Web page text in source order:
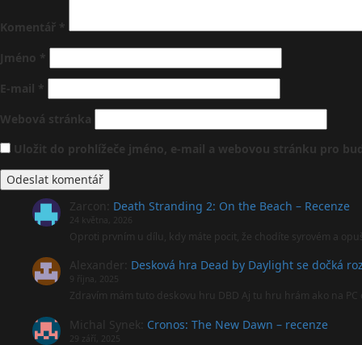
Komentář *
Jméno *
E-mail *
Webová stránka
Uložit do prohlížeče jméno, e-mail a webovou stránku pro
Zarcon Death Stranding 2: On the Beach – Recenze
24 května, 2026
Oproti prvním u dílu, kdy máte pocit, že chodíte syrovém a
Alexander Desková hra Dead by Daylight se dočká
9 října, 2025
Zdravím mám tuto deskovu hru DBD Aj tu hru hrám ako na PC
Michal Synek Cronos: The New Dawn – recenze
29 září, 2025